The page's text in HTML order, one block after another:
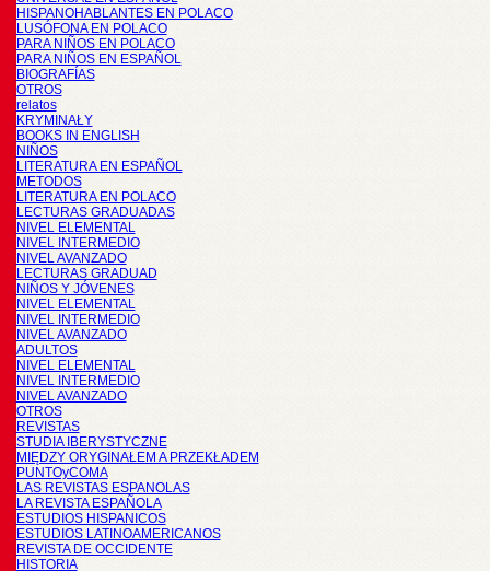
HISPANOHABLANTES EN POLACO
LUSÓFONA EN POLACO
PARA NIÑOS EN POLACO
PARA NIÑOS EN ESPAÑOL
BIOGRAFÍAS
OTROS
relatos
KRYMINAŁY
BOOKS IN ENGLISH
NIÑOS
LITERATURA EN ESPAÑOL
METODOS
LITERATURA EN POLACO
LECTURAS GRADUADAS
NIVEL ELEMENTAL
NIVEL INTERMEDIO
NIVEL AVANZADO
LECTURAS GRADUAD
NIÑOS Y JÓVENES
NIVEL ELEMENTAL
NIVEL INTERMEDIO
NIVEL AVANZADO
ADULTOS
NIVEL ELEMENTAL
NIVEL INTERMEDIO
NIVEL AVANZADO
OTROS
REVISTAS
STUDIA IBERYSTYCZNE
MIĘDZY ORYGINAŁEM A PRZEKŁADEM
PUNTOyCOMA
LAS REVISTAS ESPANOLAS
LA REVISTA ESPAÑOLA
ESTUDIOS HISPANICOS
ESTUDIOS LATINOAMERICANOS
REVISTA DE OCCIDENTE
HISTORIA